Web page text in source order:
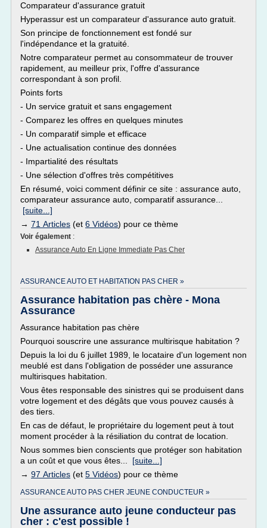
Comparateur d'assurance gratuit
Hyperassur est un comparateur d'assurance auto gratuit.
Son principe de fonctionnement est fondé sur
l'indépendance et la gratuité.
Notre comparateur permet au consommateur de trouver
rapidement, au meilleur prix, l'offre d'assurance
correspondant à son profil.
Points forts
- Un service gratuit et sans engagement
- Comparez les offres en quelques minutes
- Un comparatif simple et efficace
- Une actualisation continue des données
- Impartialité des résultats
- Une sélection d'offres très compétitives
En résumé, voici comment définir ce site : assurance auto,
comparateur assurance auto, comparatif assurance...
[suite...]
→ 71 Articles (et 6 Vidéos) pour ce thème
Voir également :
Assurance Auto En Ligne Immediate Pas Cher
ASSURANCE AUTO ET HABITATION PAS CHER »
Assurance habitation pas chère - Mona
Assurance
Assurance habitation pas chère
Pourquoi souscrire une assurance multirisque habitation ?
Depuis la loi du 6 juillet 1989, le locataire d'un logement non
meublé est dans l'obligation de posséder une assurance
multirisques habitation.
Vous êtes responsable des sinistres qui se produisent dans
votre logement et des dégâts que vous pouvez causés à
des tiers.
En cas de défaut, le propriétaire du logement peut à tout
moment procéder à la résiliation du contrat de location.
Nous sommes bien conscients que protéger son habitation
a un coût et que vous êtes... [suite...]
→ 97 Articles (et 5 Vidéos) pour ce thème
ASSURANCE AUTO PAS CHER JEUNE CONDUCTEUR »
Une assurance auto jeune conducteur pas
cher : c'est possible !